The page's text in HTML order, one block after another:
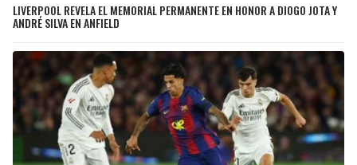
LIVERPOOL REVELA EL MEMORIAL PERMANENTE EN HONOR A DIOGO JOTA Y
ANDRÉ SILVA EN ANFIELD